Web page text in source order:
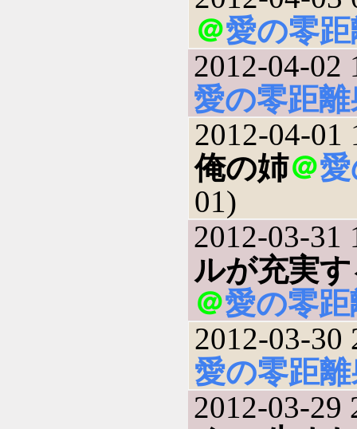
＠愛の零
2012-04-02
愛の零距
2012-04-01
俺の姉＠
01)
2012-03-31
ルが充実
＠愛の零
2012-03-30
愛の零距
2012-03-29